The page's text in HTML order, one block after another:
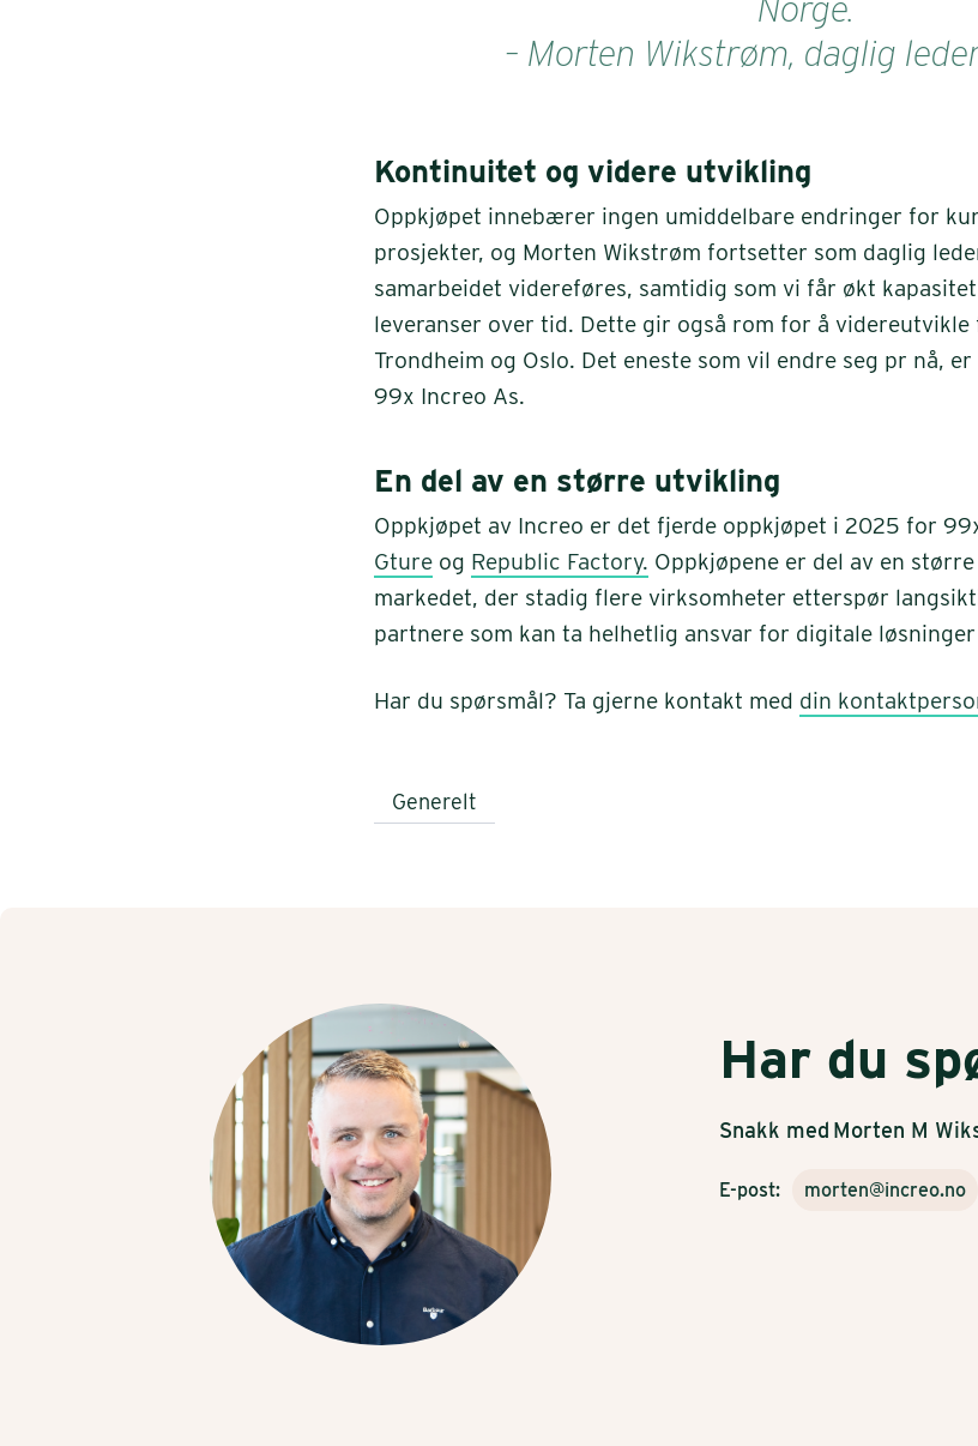
Norge.
– Morten Wikstrøm, daglig
Kontinuitet og videre utvikling
Oppkjøpet innebærer ingen umiddelbare endringer for
prosjekter, og Morten Wikstrøm fortsetter som daglig
samarbeidet videreføres, samtidig som vi får økt
leveranser over tid. Dette gir også rom for å videreutvikle
Trondheim og Oslo. Det eneste som vil endre seg pr nå,
99x Increo As.
En del av en større utvikling
Oppkjøpet av Increo er det fjerde oppkjøpet i 2025 for
Gture og Republic Factory. Oppkjøpene er del av en
markedet, der stadig flere virksomheter etterspør
partnere som kan ta helhetlig ansvar for digitale
Har du spørsmål? Ta gjerne kontakt med din
Generelt
Har du
Snakk med Morten M
E-post: morten@increo.no